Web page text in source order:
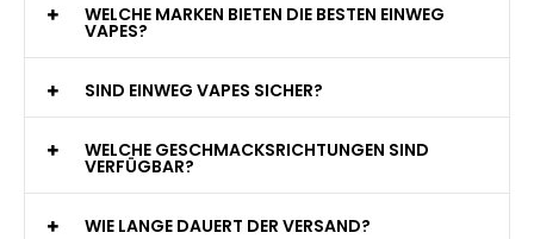
WELCHE MARKEN BIETEN DIE BESTEN EINWEG
VAPES?
SIND EINWEG VAPES SICHER?
WELCHE GESCHMACKSRICHTUNGEN SIND
VERFÜGBAR?
WIE LANGE DAUERT DER VERSAND?